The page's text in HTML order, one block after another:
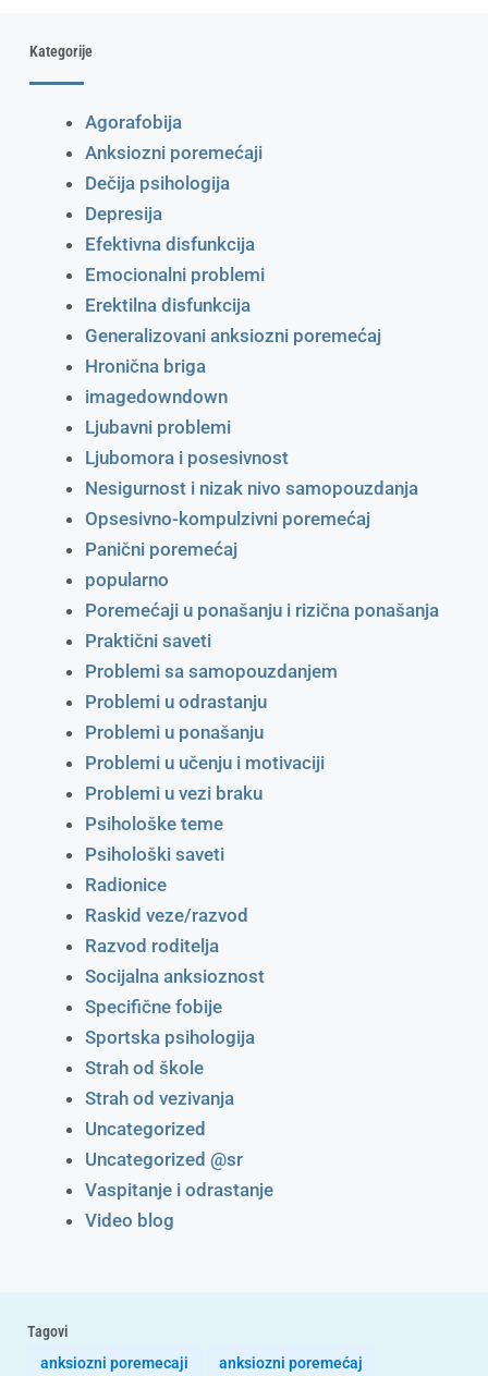
Kategorije
Agorafobija
Anksiozni poremećaji
Dečija psihologija
Depresija
Efektivna disfunkcija
Emocionalni problemi
Erektilna disfunkcija
Generalizovani anksiozni poremećaj
Hronična briga
imagedowndown
Ljubavni problemi
Ljubomora i posesivnost
Nesigurnost i nizak nivo samopouzdanja
Opsesivno-kompulzivni poremećaj
Panični poremećaj
popularno
Poremećaji u ponašanju i rizična ponašanja
Praktični saveti
Problemi sa samopouzdanjem
Problemi u odrastanju
Problemi u ponašanju
Problemi u učenju i motivaciji
Problemi u vezi braku
Psihološke teme
Psihološki saveti
Radionice
Raskid veze/razvod
Razvod roditelja
Socijalna anksioznost
Specifične fobije
Sportska psihologija
Strah od škole
Strah od vezivanja
Uncategorized
Uncategorized @sr
Vaspitanje i odrastanje
Video blog
Tagovi
anksiozni poremecaji
anksiozni poremećaj